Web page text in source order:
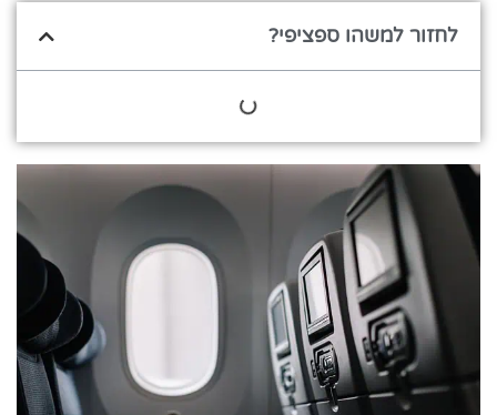
לחזור למשהו ספציפי?